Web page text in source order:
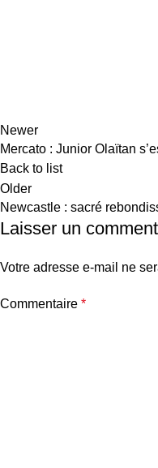
Newer
Mercato : Junior Olaïtan
Back to list
Older
Newcastle : sacré
Laisser un
Votre adresse e-mail ne
Commentaire *